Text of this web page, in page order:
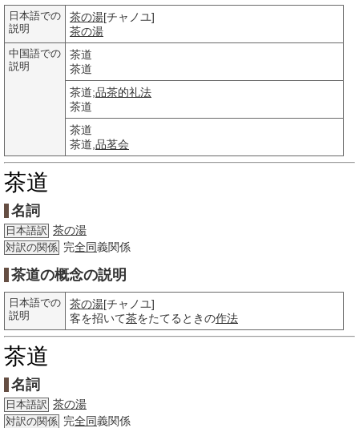
日本語での
説明
茶の湯[チャノユ]
茶の湯
中国語での
説明
茶道
茶道
茶道;品茶的礼法
茶道
茶道
茶道, 品茗会
茶道
名詞
日本語訳 茶の湯
対訳の関係 完全同義関係
茶道の概念の説明
日本語での
説明
茶の湯[チャノユ]
客を招いて茶をたてるときの作法
茶道
名詞
日本語訳 茶の湯
対訳の関係 完全同義関係